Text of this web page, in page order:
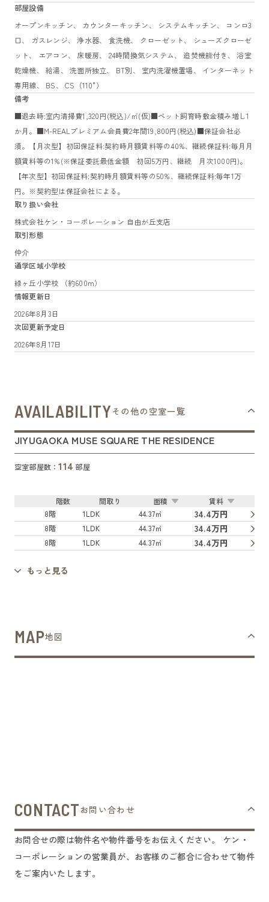
部屋設備
オープンキッチン、 カウンターキッチン、 システムキッチン、 コンロ3
口、 ガスレンジ、 浄水器、 食洗機、 クローゼット、 シューズクローゼ
ット、 エアコン、 床暖房、 24時間換気システム、 追焚機能付き、 浴室
乾燥機、 給湯、 洗面所独立、 BT別、 室内洗濯機置場、 インターネット
専用線、 BS、 CS（110°）
備考
■退去時:室内清掃費1,320円(税込)/㎡(仮)■ペット飼育時敷金積み増し1
か月。■M-REALプレミアム会員費2年間19,800円(税込)■保証会社必
須。【月次型】初回保証料:契約時月額賃料等の40%、継続保証料:毎月月
額賃料等の1%(※保証委託最低金額 初回5万円、継続 月次1000円)。
【年次型】初回保証料:契約時月額賃料等の50%、継続保証料:毎年1万
円。※契約型は保証会社による。
取り扱い会社
株式会社ケン・コーポレーション 自由が丘支店
取引形態
仲介
通学区域小学校
緑ヶ丘小学校 （約600m）
情報更新日
2026年8月3日
次回更新予定日
2026年8月17日
AVAILABILITY その他の空室一覧
JIYUGAOKA MUSE SQUARE THE RESIDENCE
空室部屋数：114 部屋
階数 間取り 面積
賃料
8階
1LDK 44.37㎡ 34.4万円
8階 1LDK 44.37㎡ 34.4万円
8階 1LDK 44.37㎡ 34.4万円
もっと見る
MAP地図
CONTACT お問い合わせ
お問合せの際は物件名や物件番号をお伝えください。
ケン・
コーポレーションの営業員が、お客様のご都合に合わせて物件
をご案内いたします。